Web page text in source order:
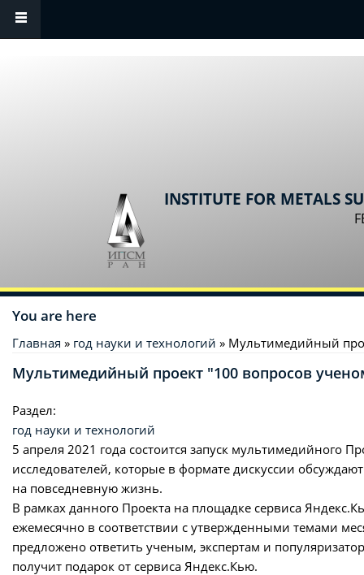
Skip to main content
INSTITUTE FOR METALS
You are here
Главная » год науки и технологий » Мультимедийный
Мультимедийный проект "100 вопросов
Раздел:
год науки и технологий
5 апреля 2021 года состоится запуск
исследователей, которые в формате дискуссии
на повседневную жизнь.
В рамках данного Проекта на площадке сервиса
ежемесячно в соответствии с утвержденными темами
предложено ответить ученым, экспертам и
получит подарок от сервиса Яндекс.Кью.